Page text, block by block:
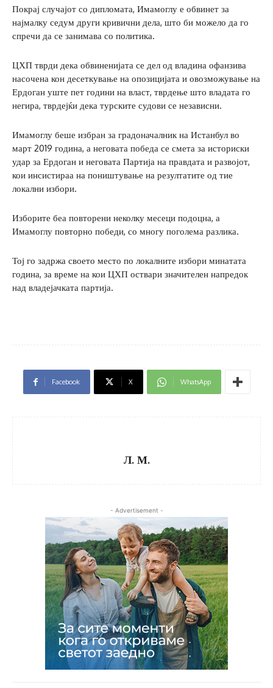
Покрај случајот со дипломата, Имамоглу е обвинет за
најмалку седум други кривични дела, што би можело да го
спречи да се занимава со политика.
ЦХП тврди дека обвиненијата се дел од владина офанзива
насочена кон десеткување на опозицијата и овозможување на
Ердоган уште пет години на власт, тврдење што владата го
негира, тврдејќи дека турските судови се независни.
Имамоглу беше избран за градоначалник на Истанбул во
март 2019 година, а неговата победа се смета за историски
удар за Ердоган и неговата Партија на правдата и развојот,
кои инсистираа на поништување на резултатите од тие
локални избори.
Изборите беа повторени неколку месеци подоцна, а
Имамоглу повторно победи, со многу поголема разлика.
Тој го задржа своето место по локалните избори минатата
година, за време на кои ЦХП оствари значителен напредок
над владејачката партија.
Facebook X WhatsApp
Л. М.
- Advertisement -